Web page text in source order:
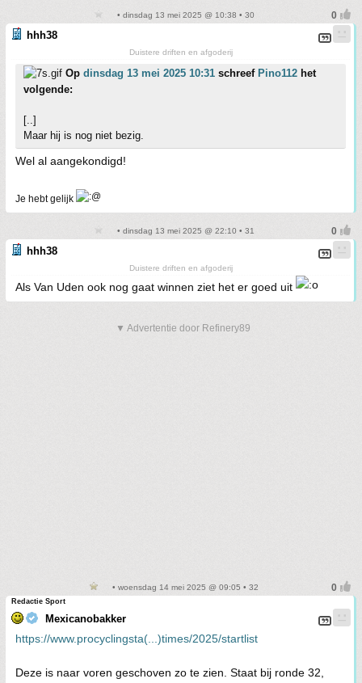
• dinsdag 13 mei 2025 @ 10:38 • 30
hhh38
Duistere driften en afgoderij
Op dinsdag 13 mei 2025 10:31 schreef Pino112 het
volgende:
[..]
Maar hij is nog niet bezig.
Wel al aangekondigd!
Je hebt gelijk
• dinsdag 13 mei 2025 @ 22:10 • 31
hhh38
Duistere driften en afgoderij
Als Van Uden ook nog gaat winnen ziet het er goed uit
▼ Advertentie door Refinery89
• woensdag 14 mei 2025 @ 09:05 • 32
Redactie Sport
Mexicanobakker
https://www.procyclingsta(...)times/2025/startlist
Deze is naar voren geschoven zo te zien. Staat bij ronde 32,